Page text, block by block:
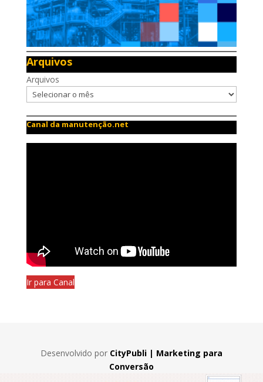
Arquivos
Arquivos
Canal da manutenção.net
Ir para Canal
Desenvolvido por CityPubli | Marketing para
Conversão